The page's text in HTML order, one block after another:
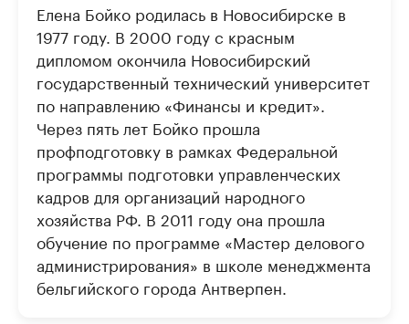
Елена Бойко родилась в Новосибирске в
1977 году. В 2000 году с красным
дипломом окончила Новосибирский
государственный технический университет
по направлению «Финансы и кредит».
Через пять лет Бойко прошла
профподготовку в рамках Федеральной
программы подготовки управленческих
кадров для организаций народного
хозяйства РФ. В 2011 году она прошла
обучение по программе «Мастер делового
администрирования» в школе менеджмента
бельгийского города Антверпен.